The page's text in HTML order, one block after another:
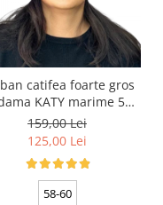
catifea foarte gros
KATY marime 58-
60, captuseala polar,
verde emerald
159,00 Lei
125,00 Lei
58-60